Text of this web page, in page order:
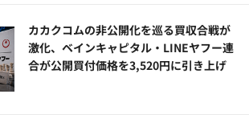
カカクコムの非公開化を巡る買収合戦が
激化、ベインキャピタル・LINEヤフー連
合が公開買付価格を3,520円に引き上げ